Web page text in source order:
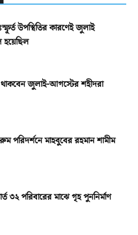
উপস্থিতির কারণেই জুলাই
থাকবেন জুলাই-আগস্টের শহীদরা
পরিদর্শনে মাহবুবের রহমান শামীম
৩২ পরিবারের মাঝে গৃহ পুননির্মাণ